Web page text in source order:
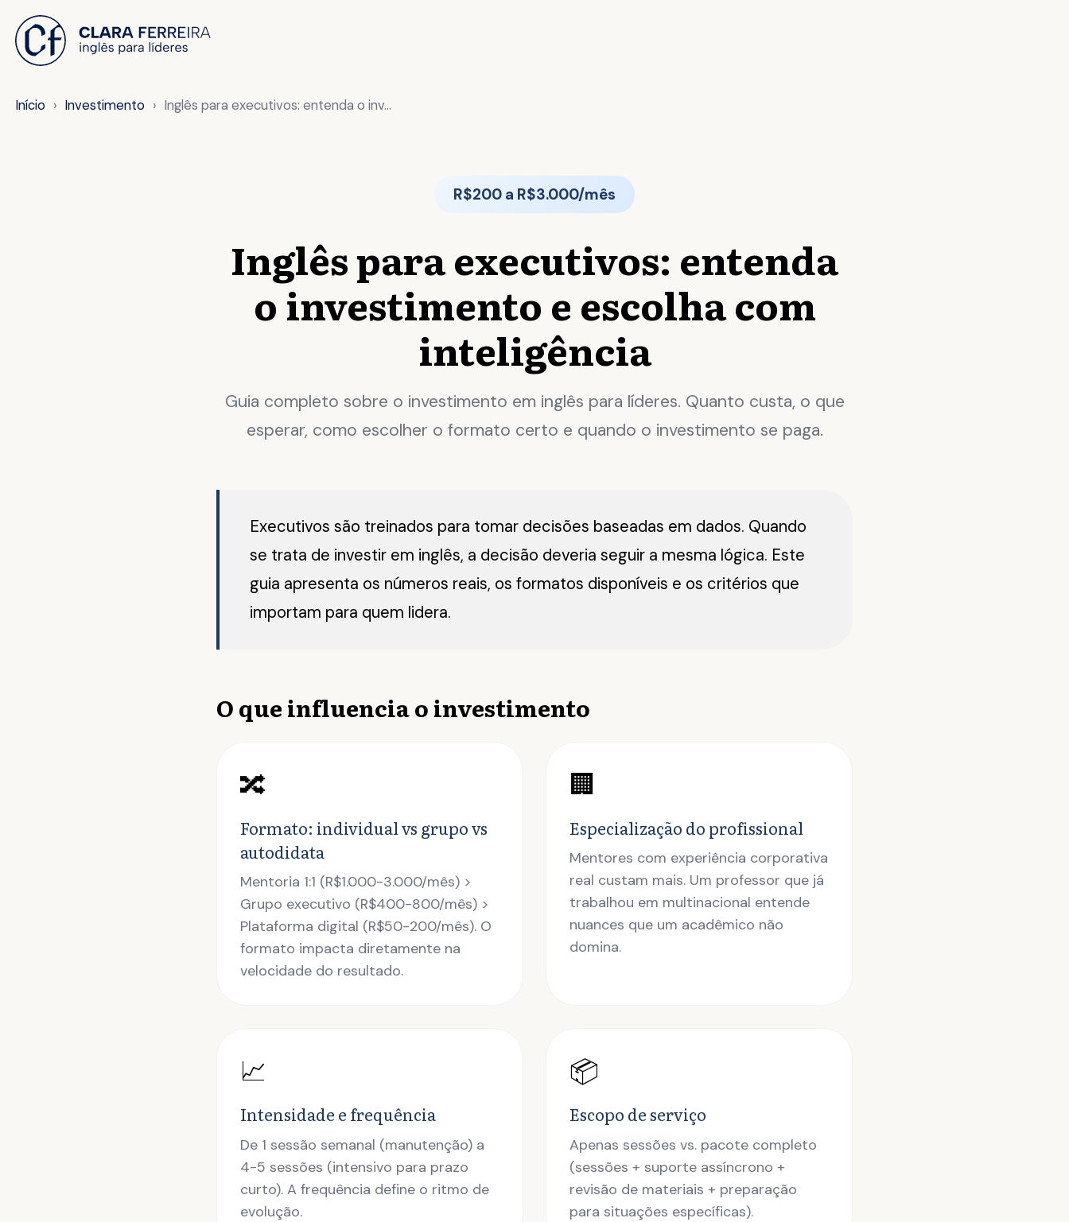
Início Investimento Inglês para executivos: entenda o inv...
R$200 a R$3.000/mês
Inglês para executivos: entenda
o investimento e escolha com
inteligência
Guia completo sobre o investimento em inglês para líderes. Quanto custa, o que
esperar, como escolher o formato certo e quando o investimento se paga.
Executivos são treinados para tomar decisões baseadas em dados. Quando
se trata de investir em inglês, a decisão deveria seguir a mesma lógica. Este
guia apresenta os números reais, os formatos disponíveis e os critérios que
importam para quem lidera.
O que influencia o investimento
🔀
Formato: individual vs grupo vs
autodidata
Mentoria 1:1 (R$1.000-3.000/mês) >
Grupo executivo (R$400-800/mês) >
Plataforma digital (R$50-200/mês). O
formato impacta diretamente na
velocidade do resultado.
🏢
Especialização do profissional
Mentores com experiência corporativa
real custam mais. Um professor que já
trabalhou em multinacional entende
nuances que um acadêmico não
domina.
📈
Intensidade e frequência
De 1 sessão semanal (manutenção) a
4-5 sessões (intensivo para prazo
curto). A frequência define o ritmo de
evolução.
📦
Escopo de serviço
Apenas sessões vs. pacote completo
(sessões + suporte assíncrono +
revisão de materiais + preparação
para situações específicas).